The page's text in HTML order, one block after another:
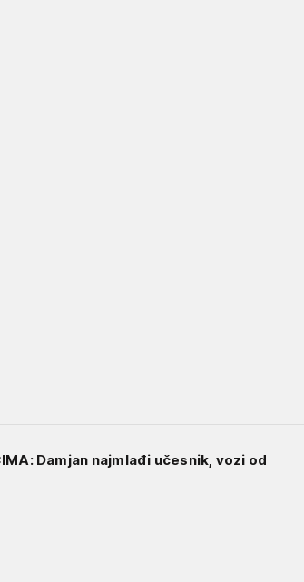
Damjan najmlađi učesnik, vozi od